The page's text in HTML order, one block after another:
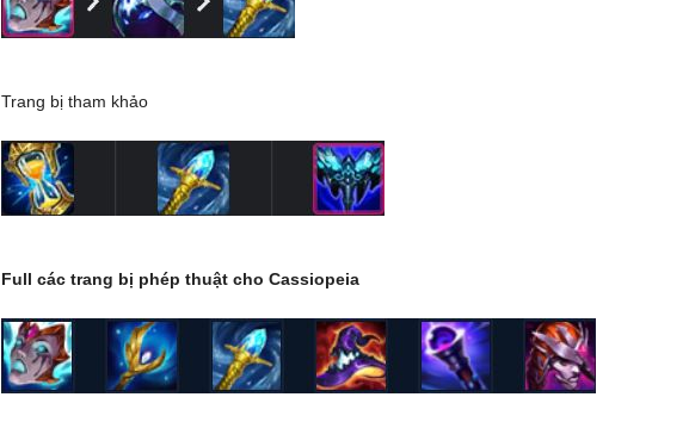
Trang bị tham khảo
Full các trang bị phép thuật cho Cassiopeia